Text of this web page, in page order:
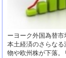
ーヨーク外国為替
本土経済のさらな
物や欧州株が下落